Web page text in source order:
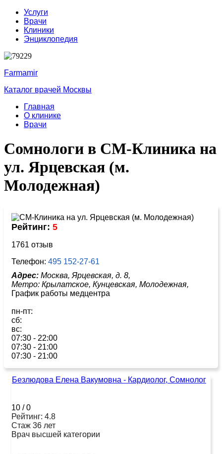
Услуги
Врачи
Клиники
Энциклопедия
Farmamir
Каталог врачей Москвы
Главная
О клинике
Врачи
Сомнологи в СМ-Клиника на
ул. Ярцевская (м.
Молодежная)
Рейтинг: 5
1761 отзыв
Телефон: 495 152-27-61
Адрес: Москва, Ярцевская, д. 8,
Метро: Крылатское, Кунцевская, Молодежная,
График работы медцентра
пн-пт:
сб:
вс:
07:30 - 22:00
07:30 - 21:00
07:30 - 21:00
Безлюдова Елена Вакумовна - Кардиолог, Сомнолог
10 /0
Рейтинг: 4.8
Стаж 36 лет
Врач высшей категории